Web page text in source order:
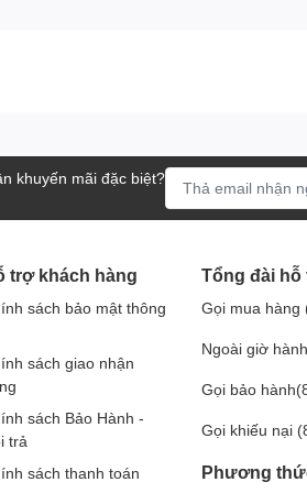
gian làm
nhau trong các
khuyến mãi đặc biệt?
trợ khách hàng
sách bảo mật thông
sách giao nhận
sách Bảo Hành -
trả
sách thanh toán
Tổng đài hỗ
Gọi mua hàng
Ngoài giờ
Gọi bảo
Gọi khiếu nại
Phương